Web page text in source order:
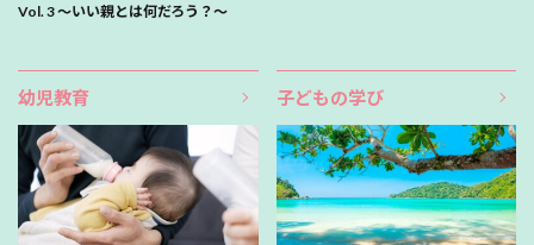
Vol. 3 〜いい親とは何だろう？〜
幼児教育 子どもの学び